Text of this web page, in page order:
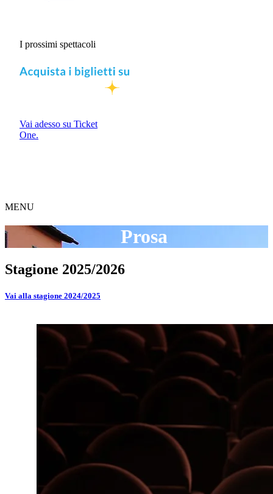
I prossimi spettacoli
Vai adesso su Ticket
One.
MENU
Prosa
Stagione 2025/2026
Vai alla stagione 2024/2025